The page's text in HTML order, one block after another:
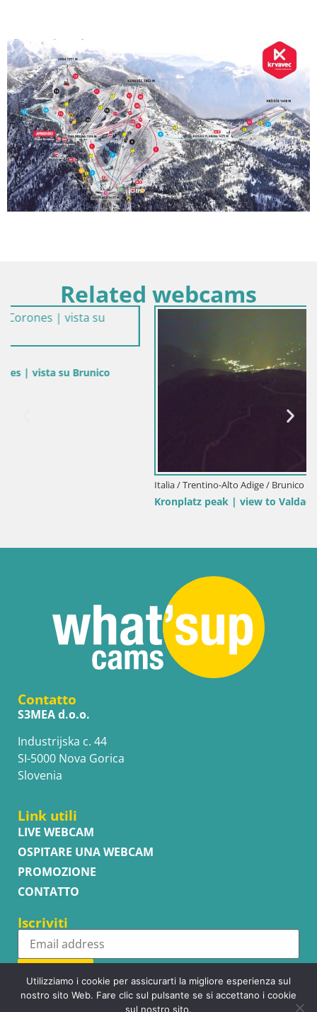
Related webcams
Italia / Trentino-Alto Adige / Brunico
Kronplatz peak | view to Valdaora – Olang
Contatto
S3MEA d.o.o.
Industrijska c. 44
SI-5000 Nova Gorica
Slovenia
Link utili
LIVE WEBCAM
OSPITARE UNA WEBCAM
PROMOZIONE
CONTATTO
Iscriviti
Subscribe
Utilizziamo i cookie per assicurarti la migliore esperienza sul
nostro sito Web. Fare clic sul pulsante se si accettano i cookie
sul nostro sito.